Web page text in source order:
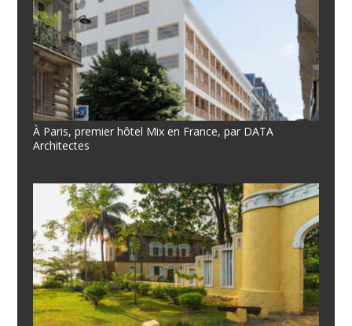
À Paris, premier hôtel Mix en France, par DATA
Architectes